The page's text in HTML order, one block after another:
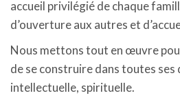
accueil privilégié de chaque
d’ouverture aux autres et
Nous mettons tout en œuvre
de se construire dans toutes ses
intellectuelle, spirituelle.